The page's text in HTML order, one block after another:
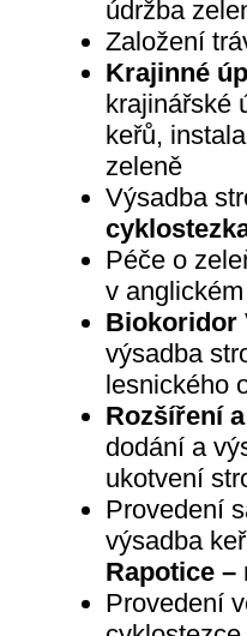
údržba
Založení
Krajinné
krajinářské
keřů,
zeleně
Výsadba
Péče o
v
Biokoridor
výsadba
lesnického
Rozšíření
dodání a
ukotvení
Provedení
výsadba
Rapotice
Provedení